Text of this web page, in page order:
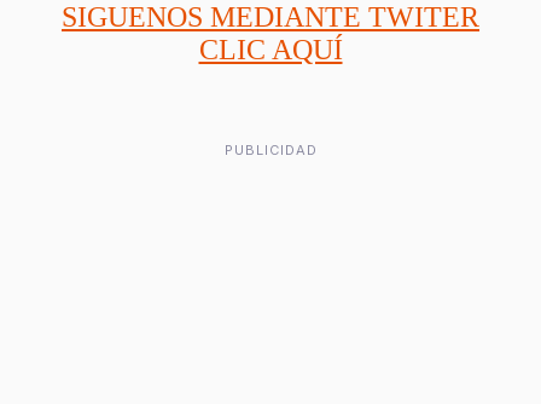
SIGUENOS MEDIANTE TWITER
CLIC AQUÍ
PUBLICIDAD